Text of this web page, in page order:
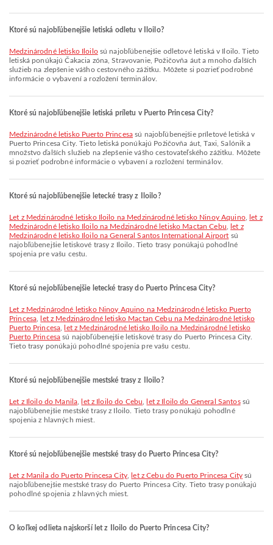
Ktoré sú najobľúbenejšie letiská odletu v Iloilo?
Medzinárodné letisko Iloilosú najobľúbenejšie odletové letiská v Iloilo. Tieto
letiská ponúkajú Čakacia zóna, Stravovanie, Požičovňa áut a mnoho ďalších
služieb na zlepšenie vášho cestovného zážitku. Môžete si pozrieť podrobné
informácie o vybavení a rozložení terminálov.
Ktoré sú najobľúbenejšie letiská príletu v Puerto Princesa City?
Medzinárodné letisko Puerto Princesa sú najobľúbenejšie príletové letiská v
Puerto Princesa City. Tieto letiská ponúkajú Požičovňa áut, Taxi, Salónik a
množstvo ďalších služieb na zlepšenie vášho cestovateľského zážitku. Môžete
si pozrieť podrobné informácie o vybavení a rozložení terminálov.
Ktoré sú najobľúbenejšie letecké trasy z Iloilo?
let z Medzinárodné letisko Iloilo na Medzinárodné letisko Ninoy Aquino,
let z
Medzinárodné letisko Iloilo na Medzinárodné letisko Mactan Cebu
let z
Medzinárodné letisko Iloilo na General Santos International Airport sú
najobľúbenejšie letiskové trasy z Iloilo. Tieto trasy ponúkajú pohodlné
spojenia pre vašu cestu.
Ktoré sú nejobľúbenejšie letecké trasy do Puerto Princesa City?
let z Medzinárodné letisko Ninoy Aquino na Medzinárodné letisko Puerto
Princesa
let z Medzinárodné letisko Mactan Cebu na Medzinárodné letisko
Puerto Princesa
let z Medzinárodné letisko Iloilo na Medzinárodné letisko
Puerto Princesa sú najobľúbenejšie letiskové trasy do Puerto Princesa City.
Tieto trasy ponúkajú pohodlné spojenia pre vašu cestu.
Ktoré sú nejobľúbenejšie mestské trasy z Iloilo?
let z Iloilo do Manila let z Iloilo do Cebu let z Iloilo do General Santossú
najobľúbenejšie mestské trasy z Iloilo. Tieto trasy ponúkajú pohodlné
spojenia z hlavných miest.
Ktoré sú nejobľúbenejšie mestské trasy do Puerto Princesa City?
let z Manila do Puerto Princesa City let z Cebu do Puerto Princesa City sú
najobľúbenejšie mestské trasy do Puerto Princesa City. Tieto trasy ponúkajú
pohodlné spojenia z hlavných miest.
O koľkej odlieta najskorší let z Iloilo do Puerto Princesa City?